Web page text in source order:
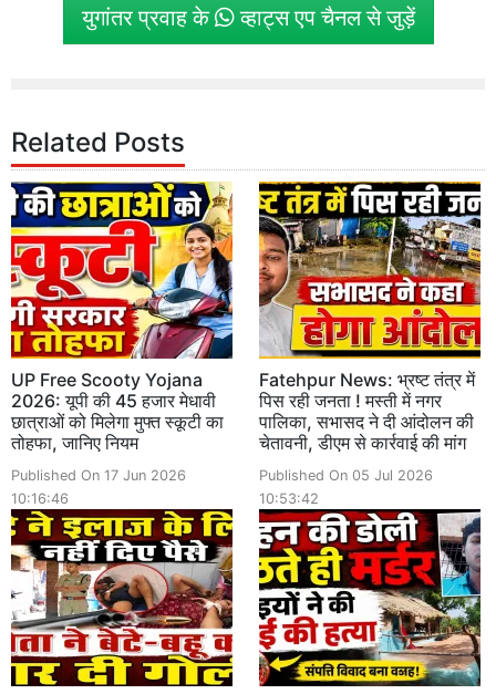
युगांतर प्रवाह के व्हाट्स एप चैनल से जुड़ें
Related Posts
UP Free Scooty Yojana
2026: यूपी की 45 हजार मेधावी
छात्राओं को मिलेगा मुफ्त स्कूटी का
तोहफा, जानिए नियम
Published On 17 Jun 2026
10:16:46
Fatehpur News: भ्रष्ट तंत्र में
पिस रही जनता ! मस्ती में नगर
पालिका, सभासद ने दी आंदोलन की
चेतावनी, डीएम से कार्रवाई की मांग
Published On 05 Jul 2026
10:53:42